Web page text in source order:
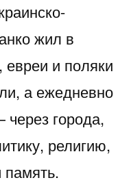
жил в
евреи и поляки
а ежедневно
через города,
религию,